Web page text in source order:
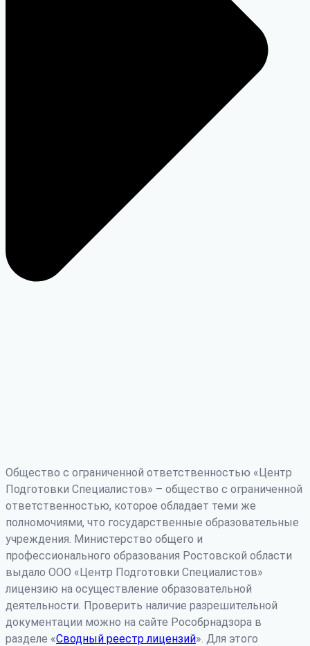
Общество с ограниченной ответственностью «Центр
Подготовки Специалистов» – общество с ограниченной
ответственностью, которое обладает теми же
полномочиями, что государственные образовательные
учреждения. Министерство общего и
профессионального образования Ростовской области
выдало ООО «Центр Подготовки Специалистов»
лицензию на осуществление образовательной
деятельности. Проверить наличие разрешительной
документации можно на сайте Рособрнадзора в
разделе «Сводный реестр лицензий». Для этого